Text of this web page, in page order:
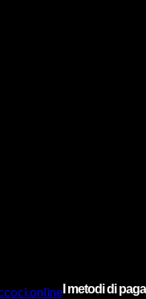
I metodi di